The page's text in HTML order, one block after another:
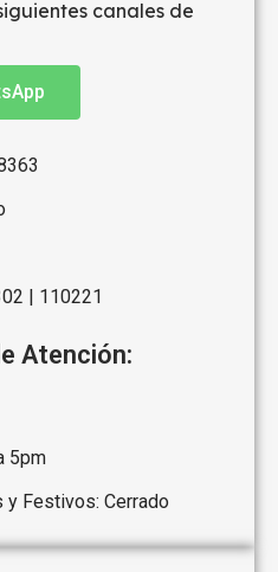
canales de
| 110221
Atención:
5pm
y Festivos: Cerrado